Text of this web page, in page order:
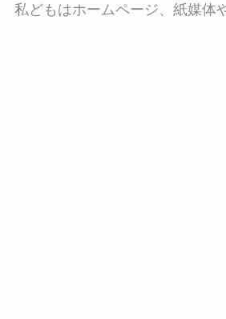
私どもはホームページ、紙媒体